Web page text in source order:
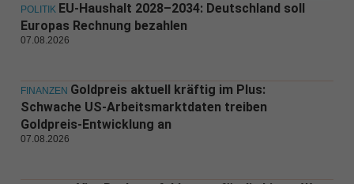
POLITIK EU-Haushalt 2028–2034: Deutschland soll
Europas Rechnung bezahlen
07.08.2026
FINANZEN Goldpreis aktuell kräftig im Plus:
Schwache US-Arbeitsmarktdaten treiben
Goldpreis-Entwicklung an
07.08.2026